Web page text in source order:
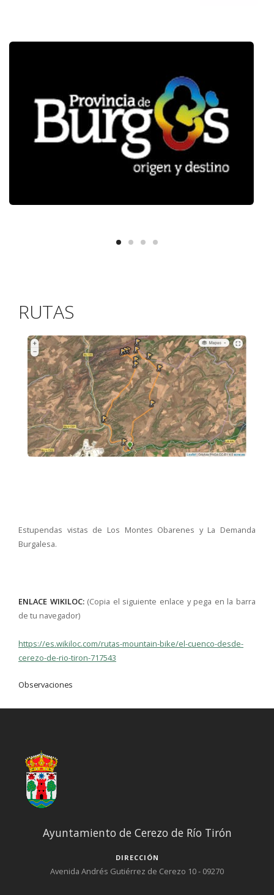
RUTAS
Estupendas vistas de Los Montes Obarenes y La Demanda
Burgalesa.
ENLACE WIKILOC: (Copia el siguiente enlace y pega en la barra
de tu navegador)
https://es.wikiloc.com/rutas-mountain-bike/el-cuenco-desde-
cerezo-de-rio-tiron-717543
Observaciones
Ayuntamiento de Cerezo de Río Tirón
DIRECCIÓN
Avenida Andrés Gutiérrez de Cerezo 10 - 09270